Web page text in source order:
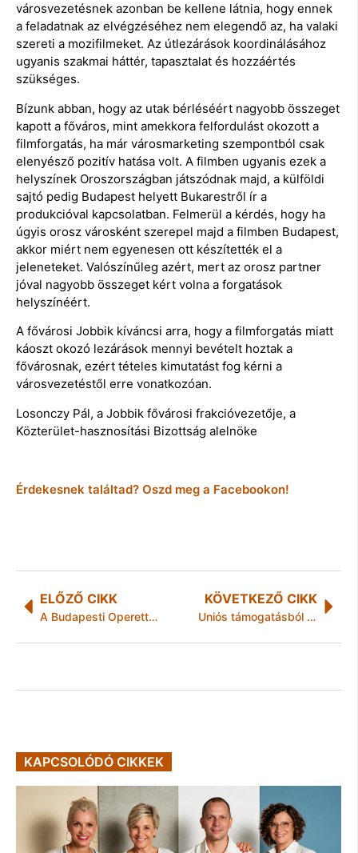
városvezetésnek azonban be kellene látnia, hogy ennek
a feladatnak az elvégzéséhez nem elegendő az, ha valaki
szereti a mozifilmeket. Az útlezárások koordinálásához
ugyanis szakmai háttér, tapasztalat és hozzáértés
szükséges.
Bízunk abban, hogy az utak bérléséért nagyobb összeget
kapott a főváros, mint amekkora felfordulást okozott a
filmforgatás, ha már városmarketing szempontból csak
elenyésző pozitív hatása volt. A filmben ugyanis ezek a
helyszínek Oroszországban játszódnak majd, a külföldi
sajtó pedig Budapest helyett Bukarestről ír a
produkcióval kapcsolatban. Felmerül a kérdés, hogy ha
úgyis orosz városként szerepel majd a filmben Budapest,
akkor miért nem egyenesen ott készítették el a
jeleneteket. Valószínűleg azért, mert az orosz partner
jóval nagyobb összeget kért volna a forgatások
helyszínéért.
A fővárosi Jobbik kíváncsi arra, hogy a filmforgatás miatt
káoszt okozó lezárások mennyi bevételt hoztak a
fővárosnak, ezért tételes kimutatást fog kérni a
városvezetéstől erre vonatkozóan.
Losonczy Pál, a Jobbik fővárosi frakcióvezetője, a
Közterület-hasznosítási Bizottság alelnöke
Érdekesnek találtad? Oszd meg a Facebookon!
ELŐZŐ CIKK
A Budapesti Operettszínház sikere Drezdában
KÖVETKEZŐ CIKK
Uniós támogatásból oldják meg a Hejő rekonstrukcióját Hejőkeresztúron és Nyékládházán
KAPCSOLÓDÓ CIKKEK